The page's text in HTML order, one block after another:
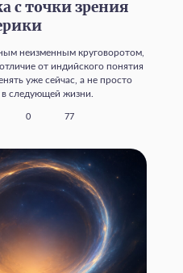
с точки зрения
неизменным круговоротом,
от индийского понятия
уже сейчас, а не просто
в следующей жизни.
0 77